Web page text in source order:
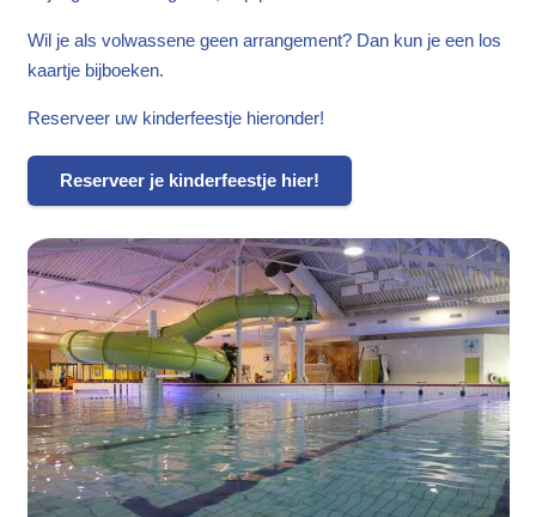
Wil je als volwassene geen arrangement? Dan kun je een los
kaartje bijboeken.
Reserveer uw kinderfeestje hieronder!
Reserveer je kinderfeestje hier!